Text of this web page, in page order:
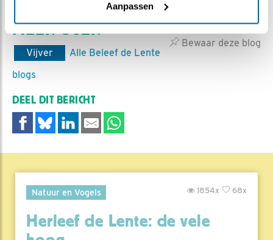
Aanpassen
Vind ik leuk
Bewaar deze blog
MEER OVER
Vijver
Alle Beleef de Lente
blogs
DEEL DIT BERICHT
Natuur en Vogels 68x
1854x
Herleef de Lente: de vele